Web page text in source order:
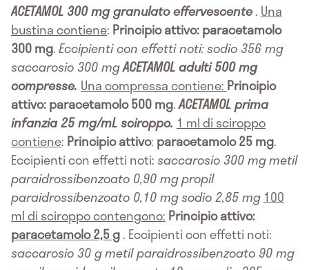
ACETAMOL 300 mg granulato effervescente. Una
bustina contiene: Principio attivo: paracetamolo
300 mg.Eccipienti con effetti noti:sodio 356 mg
saccarosio 300 mgACETAMOL adulti 500 mg
compresse. Una compressa contiene: Principio
attivo: paracetamolo 500 mg.ACETAMOL prima
infanzia 25 mg/mL sciroppo. 1 ml di sciroppo
contiene: Principio attivo: paracetamolo 25 mg.
Eccipienti con effetti noti:saccarosio 300 mgmetil
paraidrossibenzoato 0,90 mgpropil
paraidrossibenzoato 0,10 mgsodio 2,85 mg 100
ml di sciroppo contengono: Principio attivo:
paracetamolo 2,5 g. Eccipienti con effetti noti:
saccarosio 30 gmetil paraidrossibenzoato 90 mg